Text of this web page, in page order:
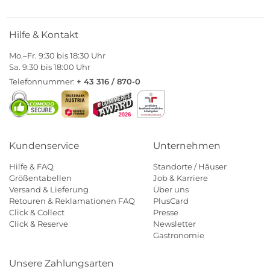
Hilfe & Kontakt
Mo.–Fr. 9:30 bis 18:30 Uhr
Sa. 9:30 bis 18:00 Uhr
Telefonnummer: + 43 316 / 870-0
Kundenservice
Hilfe & FAQ
Größentabellen
Versand & Lieferung
Retouren & Reklamationen FAQ
Click & Collect
Click & Reserve
Unternehmen
Standorte / Häuser
Job & Karriere
Über uns
PlusCard
Presse
Newsletter
Gastronomie
Unsere Zahlungsarten